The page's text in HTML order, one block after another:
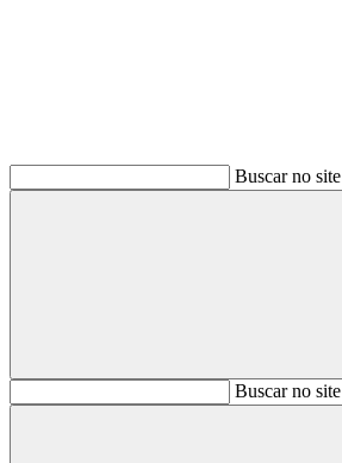
Buscar no site
BuscarBuscar no site